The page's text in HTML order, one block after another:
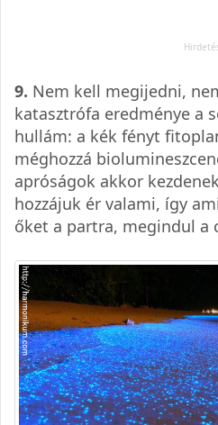
9. Nem kell megijedni,
katasztrófa eredménye a
hullám: a kék fényt
méghozzá
apróságok akkor
hozzájuk ér valami, így
őket a partra, megindul a